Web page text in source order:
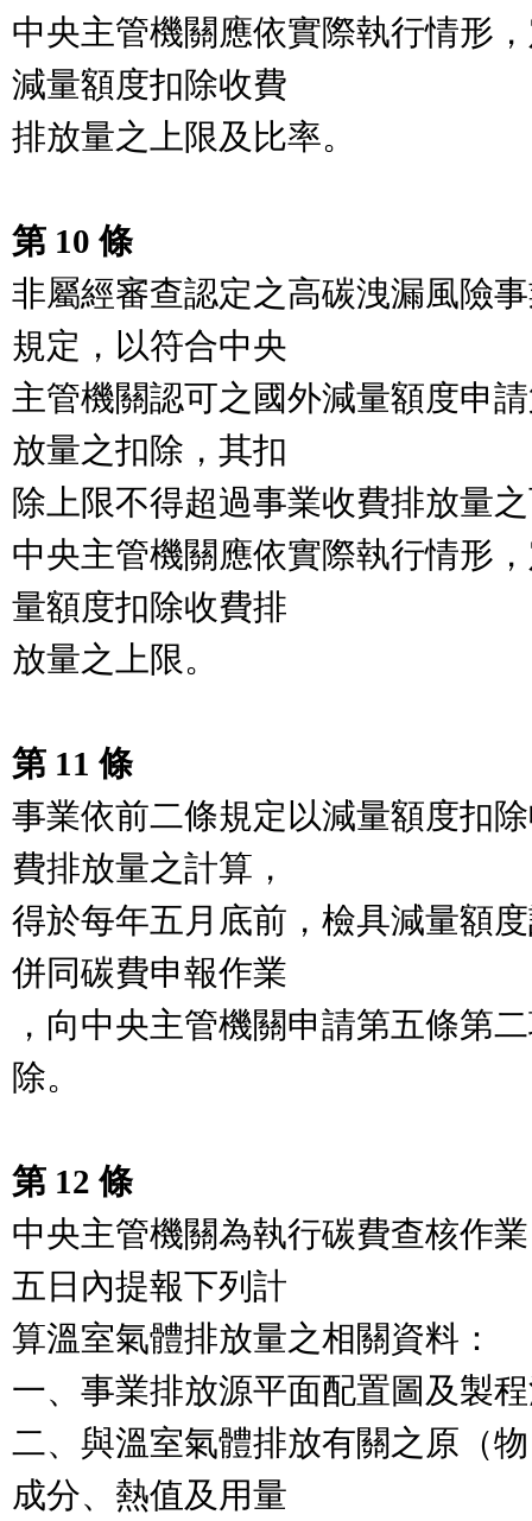
中央主管機關應依實際執行情形
減量額度扣除收費
排放量之上限及比率。
第 10 條
非屬經審查認定之高碳洩漏風險
規定，以符合中央
主管機關認可之國外減量額度申
放量之扣除，其扣
除上限不得超過事業收費排放量
中央主管機關應依實際執行情形
量額度扣除收費排
放量之上限。
第 11 條
事業依前二條規定以減量額度扣
費排放量之計算，
得於每年五月底前，檢具減量額
併同碳費申報作業
，向中央主管機關申請第五條第
除。
第 12 條
中央主管機關為執行碳費查核作
五日內提報下列計
算溫室氣體排放量之相關資料：
一、事業排放源平面配置圖及製
二、與溫室氣體排放有關之原（
成分、熱值及用量